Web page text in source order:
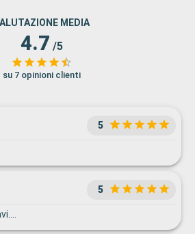
MEDIA
4.7 /5
su 7 opinioni clienti
5
5